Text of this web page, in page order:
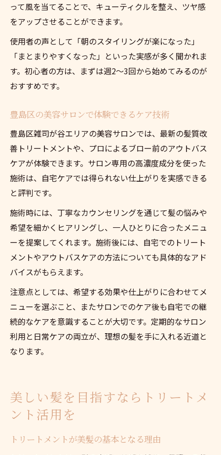
って風を当てることで、キューティクルを整え、ツヤ感
をアップさせることができます。
使用者の声として「朝のスタイリングが楽になった」
「まとまりやすくなった」といった実感が多く聞かれま
す。初心者の方は、まずは週2〜3回から始めてみるのが
おすすめです。
豊島区の美容サロンで体験できるケア技術
豊島区雑司が谷エリアの美容サロンでは、最新の髪質改
善トリートメントや、プロによるブロー前のアウトバス
ケアが体験できます。サロン専用の高濃度成分を使った
施術は、自宅ケアでは得られない仕上がりを実感できる
と評判です。
施術時には、丁寧なカウンセリングを通じて髪の悩みや
希望を細かくヒアリングし、一人ひとりに合ったメニュ
ーを提案してくれます。施術後には、自宅でのトリート
メントやアウトバスケアの方法についても具体的なアド
バイスがもらえます。
注意点としては、希望する効果や仕上がりに合わせてメ
ニューを選ぶこと、またサロンでのケア後も自宅での継
続的なケアを意識することが大切です。定期的なサロン
利用と日常ケアの両立が、理想の髪を手に入れる近道と
なります。
美しい髪を目指すならトリートメ
ント活用を
トリートメントが美髪の基本となる理由